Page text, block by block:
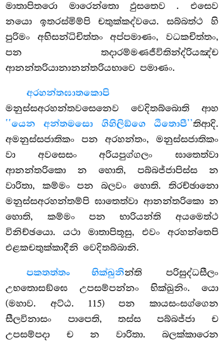
මාතාපිතරො මාරෙන්තො ඵුසතෙව. එසෙව
නයො ඉතරස්මිම්පි චතුක්කද්වයෙ. සබ්බත්ථ හි
පුරිමං අභිසන්ධිචිත්තං අප්පමාණං, වධකචිත්තං,
පන තදාරම්මණජීවිතින්ද්රියඤ්ච
ආනන්තරියානානන්තරියභාවෙ පමාණං.
අරහන්තඝාතකොපි
මනුස්සඅරහන්තවසෙනෙව වෙදිතබ්බොති ආහ
‘‘යෙන අන්තමසො ගිහිලිඞ්ගෙ ඨිතොපී’’තිආදි.
අමනුස්සජාතිකං පන අරහන්තං, මනුස්සජාතිකං
වා අවසෙසං අරියපුග්ගලං ඝාතෙත්වා
ආනන්තරිකො න හොති, පබ්බජ්ජාපිස්ස න
වාරිතා, කම්මං පන බලවං හොති. තිරච්ඡානො
මනුස්සඅරහන්තම්පි ඝාතෙත්වා ආනන්තරිකො න
හොති, කම්මං පන භාරියන්ති අයමෙත්ථ
විනිච්ඡයො. යථා මාතාපිතූසු, එවං අරහන්තෙපි
එළකචතුක්කාදීනි වෙදිතබ්බානි.
පකතත්තං භික්ඛුනින්ති පරිසුද්ධසීලං
උභතොසඞ්ඝෙ උපසම්පන්නං භික්ඛුනිං. යො
(මහාව. අට්ඨ. 115) පන කායසංසග්ගෙන
සීලවිනාසං පාපෙති, තස්ස පබ්බජ්ජා ච
උපසම්පදා ච න වාරිතා. බලක්කාරෙන